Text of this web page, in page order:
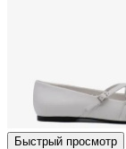
Быстрый просмотр